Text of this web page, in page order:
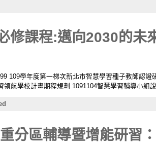
修課程:邁向2030的未
109學年度第一梯次新北市智慧學習種子教師認證
航學校計畫期程規劃 1091104智慧學習輔導小組
分區輔導暨增能研習